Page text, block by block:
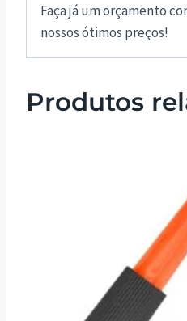
Faça já um orçamento
nossos ótimos preços!
Produtos